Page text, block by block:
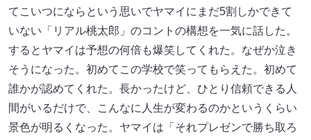
てこいつにならという思いでヤマイにまだ5割しかできて
いない「リアル桃太郎」のコントの構想を一気に話した。
するとヤマイは予想の何倍も爆笑してくれた。なぜか泣き
そうになった。初めてこの学校で笑ってもらえた。初めて
誰かが認めてくれた。長かったけど、ひとり信頼できる人
間がいるだけで、こんなに人生が変わるのかというくらい
景色が明るくなった。ヤマイは「それプレゼンで勝ち取ろ